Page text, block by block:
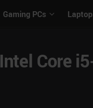
Gaming PCs
Intel Core